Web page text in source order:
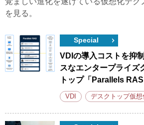
を見る。
Special
VDIの導入コストを抑
スなエンタープライズ
トップ「Parallels
VDI デスクトップ仮想